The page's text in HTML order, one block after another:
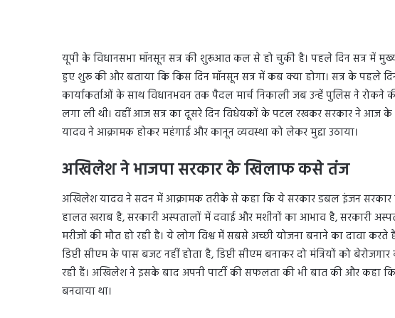
यूपी के विधानसभा मॉनसून सत्र की शुरूआत कल से हो चुकी है। पहले दिन सत्र में
हुए शुरू की और बताया कि किस दिन मॉनसून सत्र में कब क्या होगा। सत्र के पहले
कार्याकर्ताओं के साथ विधानभवन तक पैदल मार्च निकाली जब उन्हें पुलिस ने रोकने
लगा ली थी। वहीं आज सत्र का दूसरे दिन विधेयकों के पटल रखकर सरकार ने आज
यादव ने आक्रामक होकर महंगाई और कानून व्यवस्था को लेकर मुद्दा उठाया।
अखिलेश ने भाजपा सरकार के खिलाफ कसे तंज
अखिलेश यादव ने सदन में आक्रामक तरीके से कहा कि ये सरकार डबल इंजन
हालत खराब है, सरकारी अस्पतालों में दवाई और मशीनों का आभाव है, सरकारी
मरीजों की मौत हो रही है। ये लोग विश्व में सबसे अच्छी योजना बनाने का दावा
डिप्टी सीएम के पास बजट नहीं होता है, डिप्टी सीएम बनाकर दो मंत्रियों को
रही हैं। अखिलेश ने इसके बाद अपनी पार्टी की सफलता की भी बात की और कहा
बनवाया था।